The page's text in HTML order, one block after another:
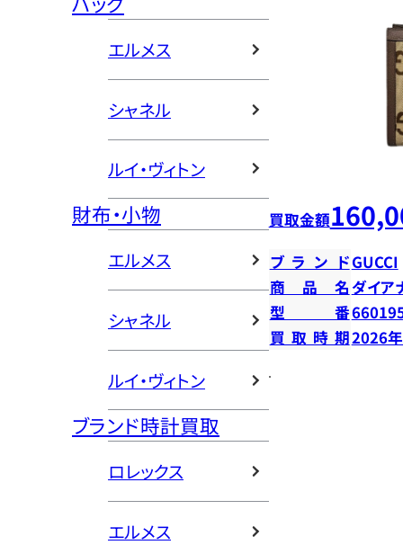
エルメス
シャネル
ルイ・ヴィトン
財布・小物
エルメス
シャネル
ルイ・ヴィトン
ブランド時計買取
ロレックス
エルメス
買取金額
ブランドGUCCI
商品名ダイア
型番
買取時期2026